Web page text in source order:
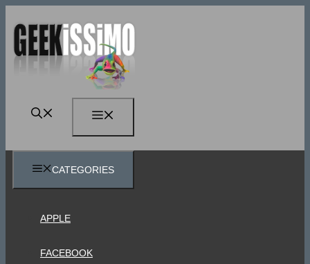
contenuto
CATEGORIES
APPLE
FACEBOOK